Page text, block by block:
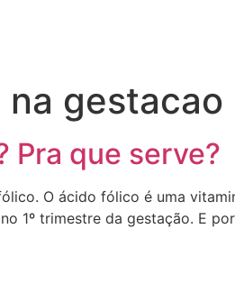
gestacao
Pra que serve?
O ácido fólico é uma
1º trimestre da gestação. E